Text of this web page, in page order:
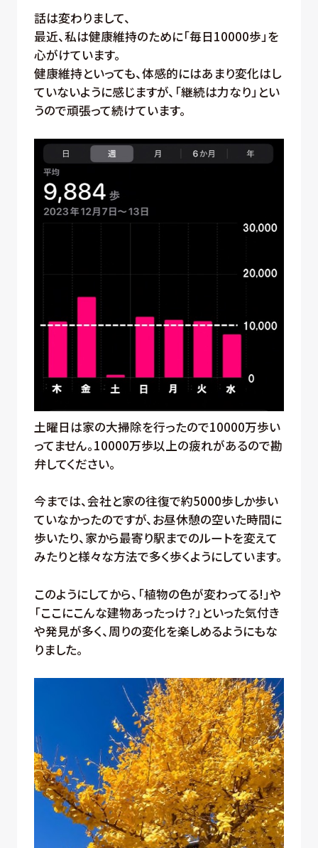
話は変わりまして、
最近、私は健康維持のために「毎日10000歩」を
心がけています。
健康維持といっても、体感的にはあまり変化はし
ていないように感じますが、「継続は力なり」とい
うので頑張って続けています。
土曜日は家の大掃除を行ったので10000万歩い
ってません。10000万歩以上の疲れがあるので勘
弁してください。
今までは、会社と家の往復で約5000歩しか歩い
ていなかったのですが、お昼休憩の空いた時間に
歩いたり、家から最寄り駅までのルートを変えて
みたりと様々な方法で多く歩くようにしています。
このようにしてから、「植物の色が変わってる!」や
「ここにこんな建物あったっけ？」といった気付き
や発見が多く、周りの変化を楽しめるようにもな
りました。